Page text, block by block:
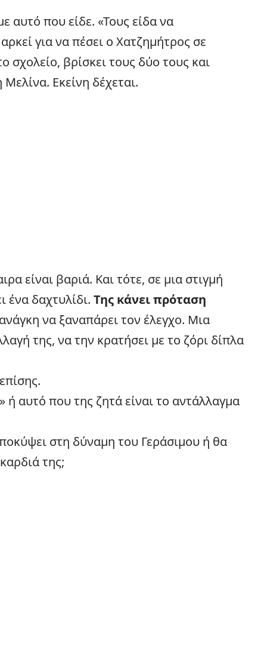
αυτό που είδε. «Τους είδα να
για να πέσει ο Χατζημήτρος σε
σχολείο, βρίσκει τους δύο τους και
Μελίνα. Εκείνη δέχεται.
είναι βαριά. Και τότε, σε μια στιγμή
ένα δαχτυλίδι. Της κάνει πρόταση
να ξαναπάρει τον έλεγχο. Μια
της, να την κρατήσει με το ζόρι δίπλα
ή αυτό που της ζητά είναι το αντάλλαγμα
στη δύναμη του Γεράσιμου ή θα
της;